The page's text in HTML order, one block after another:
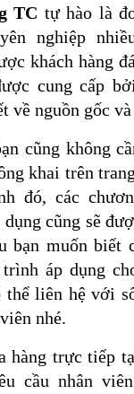
TC tự hào là
nghiệp
khách hàng
cung cấp
về nguồn gốc
cũng không
khai trên
đó, các
cũng sẽ
bạn muốn biết
áp dụng
thể liên hệ với
nhé.
hàng trực tiếp
cầu nhân